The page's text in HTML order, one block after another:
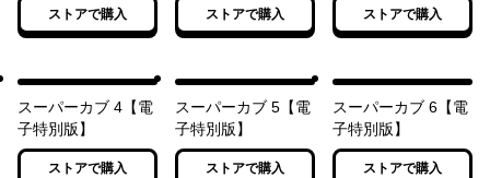
ストアで購入 ストアで購入 ストアで購入
スーパーカブ 4【電
子特別版】
ストアで購入
スーパーカブ 5【電
子特別版】
ストアで購入
スーパーカブ 6【電
子特別版】
ストアで購入